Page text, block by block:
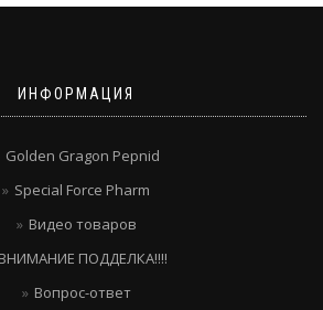
ИНФОРМАЦИЯ
Golden Gragon Pepnid
Special Force Pharm
Видео товаров
ВНИМАНИЕ ПОДДЕЛКА!!!!
Вопрос-ответ